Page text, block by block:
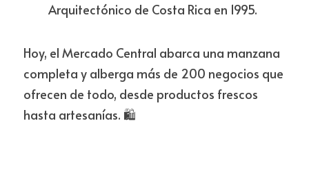
Arquitectónico de Costa Rica en 1995.
Hoy, el Mercado Central abarca una manzana
completa y alberga más de 200 negocios que
ofrecen de todo, desde productos frescos
hasta artesanías. 🛍️